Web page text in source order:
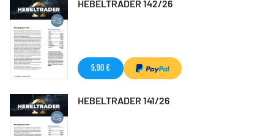
HEBELTRADER 142/26
9,90 €
HEBELTRADER 141/26